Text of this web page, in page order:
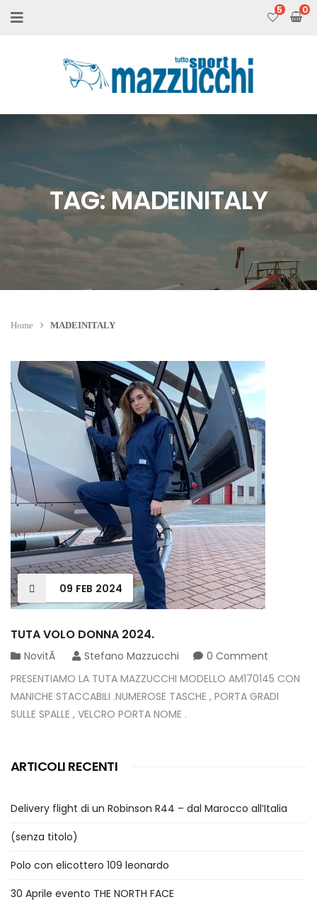
5
TAG:MADEINITALY
Home MADEINITALY
09 FEB 2024
TUTA VOLO DONNA 2024.
NovitÃ Stefano Mazzucchi
0 Comment
PRESENTIAMO LA TUTA MAZZUCCHI MODELLO AM170145 CON
MANICHE STACCABILI .NUMEROSE TASCHE , PORTA GRADI
SULLE SPALLE , VELCRO PORTA NOME .
ARTICOLI RECENTI
Delivery flight di un Robinson R44 – dal Marocco all’Italia
(senza titolo)
Polo con elicottero 109 leonardo
30 Aprile evento THE NORTH FACE